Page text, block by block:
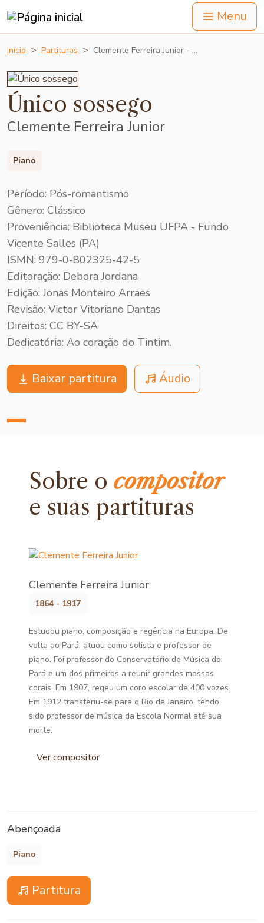
Menu
Início Partituras Clemente Ferreira Junior - …
Único sossego
Clemente Ferreira Junior
Piano
Período: Pós-romantismo
Gênero: Clássico
Proveniência: Biblioteca Museu UFPA - Fundo
Vicente Salles (PA)
ISMN: 979-0-802325-42-5
Editoração: Debora Jordana
Edição: Jonas Monteiro Arraes
Revisão: Victor Vitoriano Dantas
Direitos: CC BY-SA
Dedicatória: Ao coração do Tintim.
Baixar partitura Áudio
Sobre ocompositor
e suas partituras
Clemente Ferreira Junior
1864 - 1917
Estudou piano, composição e regência na Europa. De
volta ao Pará, atuou como solista e professor de
piano. Foi professor do Conservatório de Música do
Pará e um dos primeiros a reunir grandes massas
corais. Em 1907, regeu um coro escolar de 400 vozes.
Em 1912 transferiu-se para o Rio de Janeiro, tendo
sido professor de música da Escola Normal até sua
morte.
Ver compositor
Abençoada
Piano
Partitura